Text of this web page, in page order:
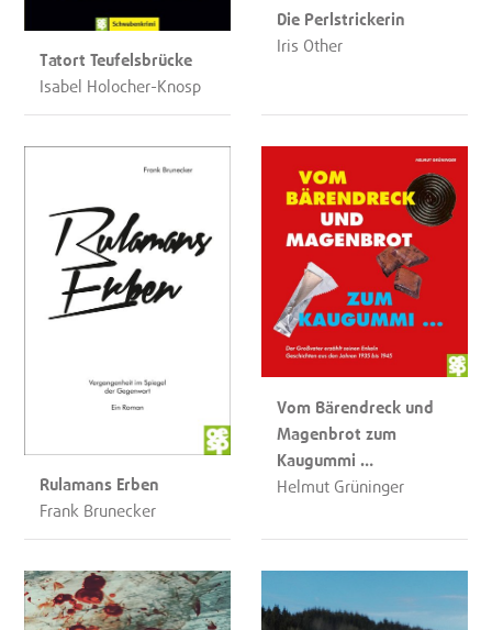
Tatort Teufelsbrücke
Isabel Holocher-Knosp
Die Perlstrickerin
Iris Other
Rulamans Erben
Frank Brunecker
Vom Bärendreck und
Magenbrot zum
Kaugummi …
Helmut Grüninger